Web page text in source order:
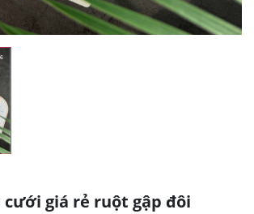
cưới giá rẻ ruột gập đôi